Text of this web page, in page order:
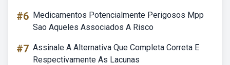
#6 Medicamentos Potencialmente Perigosos Mpp
Sao Aqueles Associados A Risco
#7 Assinale A Alternativa Que Completa Correta E
Respectivamente As Lacunas